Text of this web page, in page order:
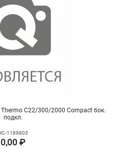
C22/300/2000 Compact бок.
подкл.
1189803
0,00 ₽